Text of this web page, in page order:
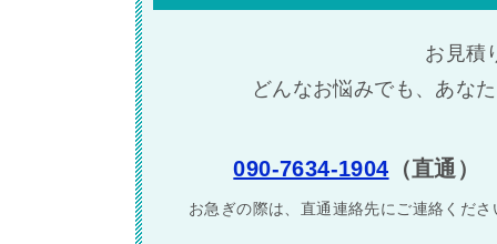
お見積
どんなお悩みでも、あな
090-7634-1904 （直通）
お急ぎの際は、直通連絡先に ご連絡くださ